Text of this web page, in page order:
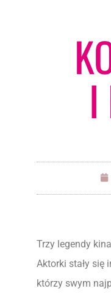
I
Trzy legendy
Aktorki stały się
którzy swym